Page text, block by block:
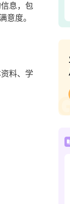
息，包
意度。
料、学